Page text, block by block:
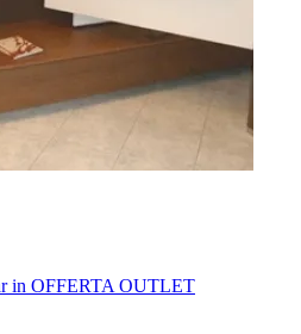
in OFFERTA OUTLET